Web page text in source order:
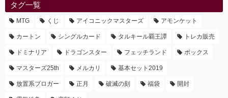
タグ一覧
MTG くじ アイコニックマスターズ アモンケット
カートン シングルカード タルキール覇王譚 トレカ販売
ドミナリア ドラゴンスター フェッチランド ボックス
マスターズ25th メルカリ 基本セット2019
放置系ブロガー 正月 破滅の刻 福袋 開封